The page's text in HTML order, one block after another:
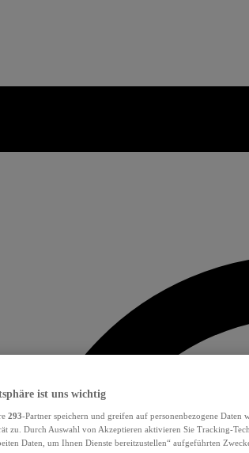
ist uns wichtig
293-Partner speichern und greifen auf personenbezogene Daten
zu. Durch Auswahl von Akzeptieren aktivieren Sie Tracking-
Daten, um Ihnen Dienste bereitzustellen“ aufgeführten